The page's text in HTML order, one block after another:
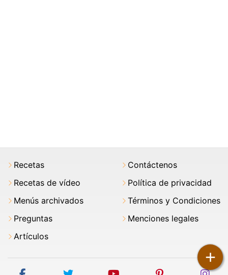
+
Recetas
Recetas de vídeo
Menús archivados
Preguntas
Artículos
Contáctenos
Política de privacidad
Términos y Condiciones
Menciones legales